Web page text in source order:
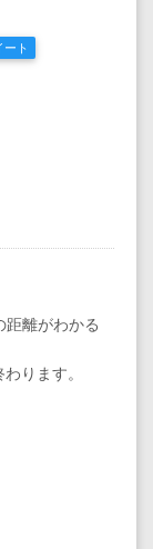
ート
離がわかる
ります。